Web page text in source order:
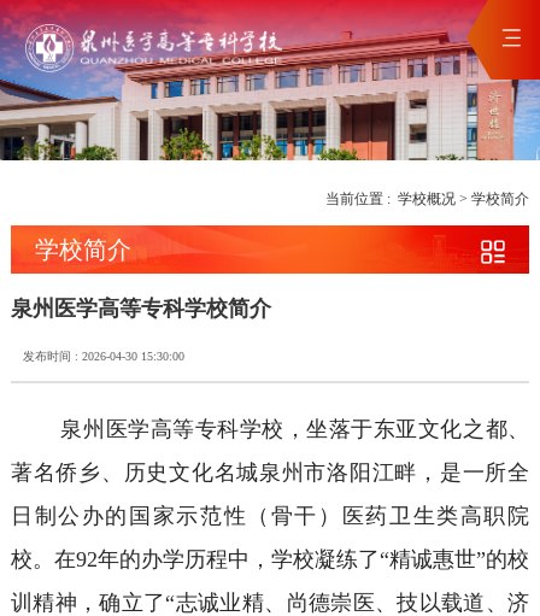
当前位置 :学校概况 >学校简介
学校简介
泉州医学高等专科学校简介
发布时间 : 2026-04-30 15:30:00
泉州医学高等专科学校，坐落于东亚文化之都、
著名侨乡、历史文化名城泉州市洛阳江畔，是一所全
日制公办的国家示范性（骨干）医药卫生类高职院
校。在92年的办学历程中，学校凝练了“精诚惠世”的校
训精神，确立了“志诚业精、尚德崇医、技以载道、济